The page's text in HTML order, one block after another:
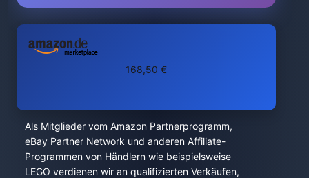
168,50 €
Als Mitglieder vom Amazon Partnerprogramm,
eBay Partner Network und anderen Affiliate-
Programmen von Händlern wie beispielsweise
LEGO verdienen wir an qualifizierten Verkäufen,